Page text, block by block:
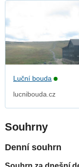
Luční bouda
lucnibouda.cz
Souhrny
Denní souhrn